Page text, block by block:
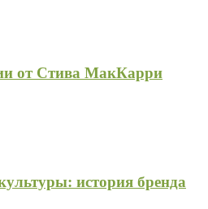
от Стива МакКарри
история бренда